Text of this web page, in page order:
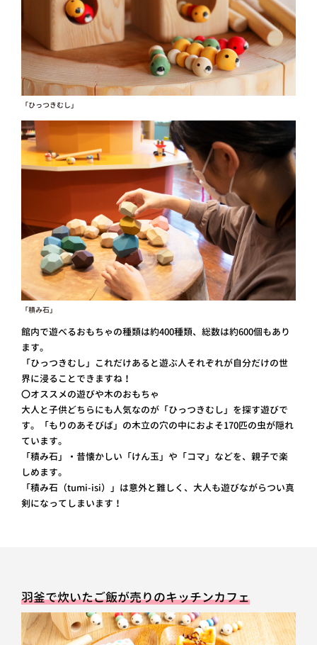
「ひっつきむし」
「積み石」
館内で遊べるおもちゃの種類は約400種類、総数は約600個もあり
ます。
「ひっつきむし」これだけあると遊ぶ人それぞれが自分だけの世
界に浸ることできますね！
〇オススメの遊びや木のおもちゃ
大人と子供どちらにも人気なのが「ひっつきむし」を探す遊びで
す。「もりのあそびば」の木立の穴の中におよそ170匹の虫が隠れ
ています。
「積み石」・昔懐かしい「けん玉」や「コマ」などを、親子で楽
しめます。
「積み石（tumi-isi）」は意外と難しく、大人も遊びながらつい真
剣になってしまいます！
羽釜で炊いたご飯が売りのキッチンカフェ